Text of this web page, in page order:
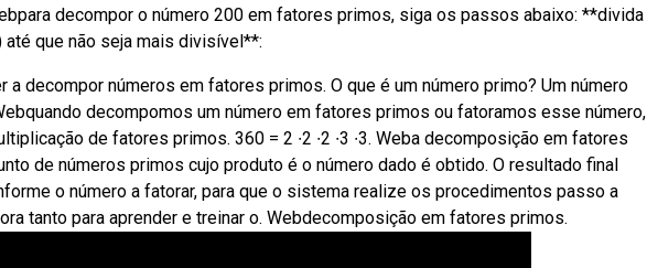
decompor o número 200 em fatores primos, siga os passos abaixo: **divida
até que não seja mais divisível**:
decompor números em fatores primos. O que é um número primo? Um número
decompomos um número em fatores primos ou fatoramos esse número,
de fatores primos. 360 = 2 ∙2 ∙2 ∙3 ∙3. Weba decomposição em fatores
de números primos cujo produto é o número dado é obtido. O resultado final
o número a fatorar, para que o sistema realize os procedimentos passo a
tanto para aprender e treinar o. Webdecomposição em fatores primos.